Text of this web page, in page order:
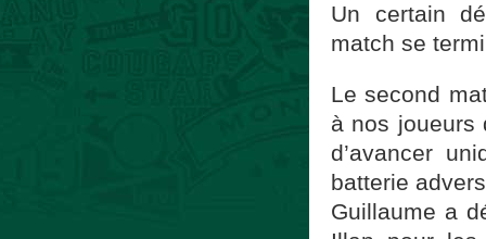
Un certain
match se
Le second
à nos joueurs
d’avancer
batterie
Guillaume a